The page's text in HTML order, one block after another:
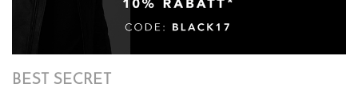
BEST SECRET